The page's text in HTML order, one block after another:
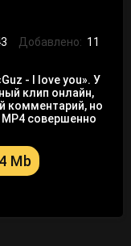
Добавлено: 11
- I love you». У
клип онлайн,
комментарий, но
совершенно
Mb